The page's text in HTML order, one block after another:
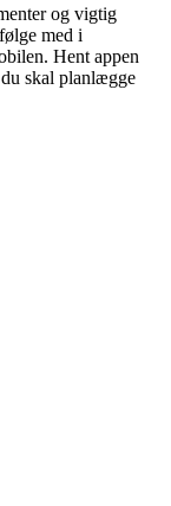
og vigtig
med i
Hent appen
skal planlægge